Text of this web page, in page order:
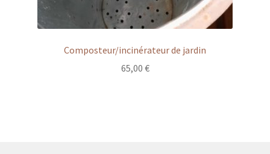
Composteur/incinérateur de jardin
65,00 €